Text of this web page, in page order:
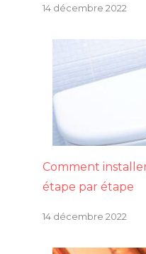
14 décembre 2022
Comment
étape par étape
14 décembre 2022